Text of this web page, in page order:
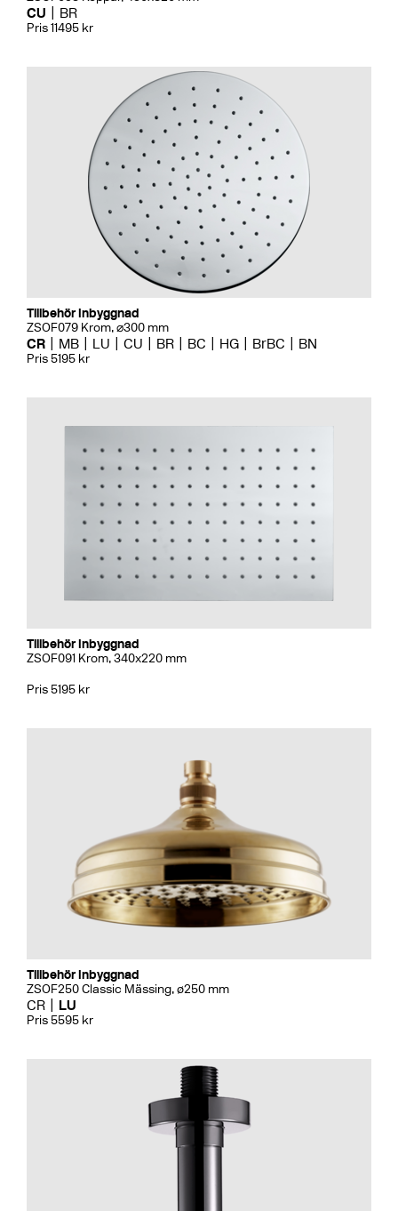
CU BR
Pris 11495 kr
Tillbehör Inbyggnad
ZSOF079 Krom, ⌀300 mm
CR MB LU CU BR BC HG BrBC BN
Pris 5195 kr
Tillbehör Inbyggnad
ZSOF091 Krom, 340x220 mm
Pris 5195 kr
Tillbehör Inbyggnad
ZSOF250 Classic Mässing, ø250 mm
CR LU
Pris 5595 kr